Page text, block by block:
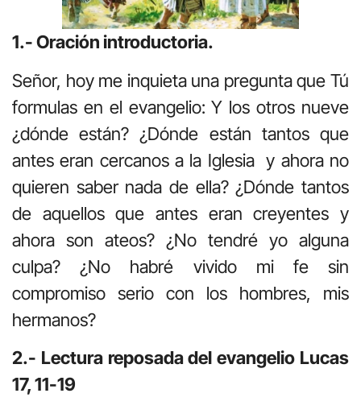
1.- Oración introductoria.
Señor, hoy me inquieta una pregunta que Tú
formulas en el evangelio: Y los otros nueve
¿dónde están? ¿Dónde están tantos que
antes eran cercanos a la Iglesia y ahora no
quieren saber nada de ella? ¿Dónde tantos
de aquellos que antes eran creyentes y
ahora son ateos? ¿No tendré yo alguna
culpa? ¿No habré vivido mi fe sin
compromiso serio con los hombres, mis
hermanos?
2.- Lectura reposada del evangelio Lucas
17, 11-19